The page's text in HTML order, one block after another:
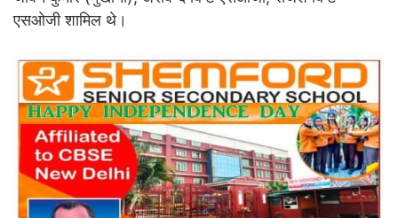
एसओजी शामिल थे।